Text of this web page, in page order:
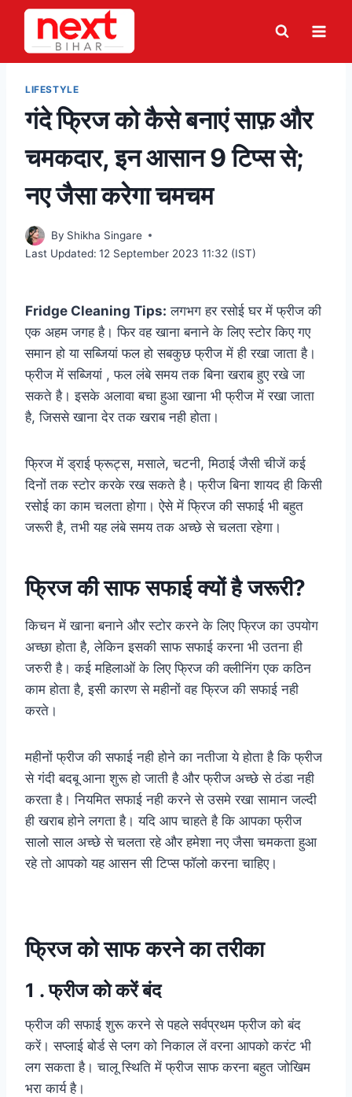
Skip
content
LIFESTYLE
गंदे फ्रिज को कैसे बनाएं साफ़ और
चमकदार, इन आसान 9 टिप्स से;
नए जैसा करेगा चमचम
By Shikha Singare
Last Updated: 12 September 2023 11:32 (IST)
Fridge Cleaning Tips: लगभग हर रसोई घर में फ्रीज की
एक अहम जगह है। फिर वह खाना बनाने के लिए स्टोर किए गए
समान हो या सब्जियां फल हो सबकुछ फ्रीज में ही रखा जाता है।
फ्रीज में सब्जियां , फल लंबे समय तक बिना खराब हुए रखे जा
सकते है। इसके अलावा बचा हुआ खाना भी फ्रीज में रखा जाता
है, जिससे खाना देर तक खराब नही होता।
फ्रिज में ड्राई फ्रूट्स, मसाले, चटनी, मिठाई जैसी चीजें कई
दिनों तक स्‍टोर करके रख सकते है। फ्रीज बिना शायद ही किसी
रसोई का काम चलता होगा। ऐसे में फ्रिज की सफाई भी बहुत
जरूरी है, तभी यह लंबे समय तक अच्छे से चलता रहेगा।
फ्रिज की साफ सफाई क्‍यों है जरूरी?
किचन में खाना बनाने और स्‍टोर करने के लिए फ्रिज का उपयोग
अच्छा होता है, लेकिन इसकी साफ सफाई करना भी उतना ही
जरुरी है। कई महिलाओं के लिए फ्रिज की क्‍लीनिंग एक कठिन
काम होता है, इसी कारण से महीनों वह फ्रिज की सफाई नही
करते।
महीनों फ्रीज की सफाई नही होने का नतीजा ये होता है कि फ्रीज
से गंदी बदबू आना शुरू हो जाती है और फ्रीज अच्छे से ठंडा नही
करता है। नियमित सफाई नही करने से उसमे रखा सामान जल्दी
ही खराब होने लगता है। यदि आप चाहते है कि आपका फ्रीज
सालो साल अच्छे से चलता रहे और हमेशा नए जैसा चमकता हुआ
रहे तो आपको यह आसन सी टिप्स फॉलो करना चाहिए।
फ्रिज को साफ करने का तरीका
1 . फ्रीज को करें बंद
फ्रीज की सफाई शुरू करने से पहले सर्वप्रथम फ्रीज को बंद
करें। सप्लाई बोर्ड से प्‍लग को निकाल लें वरना आपको करंट भी
लग सकता है। चालू स्थिति में फ्रीज साफ करना बहुत जोखिम
भरा कार्य है।